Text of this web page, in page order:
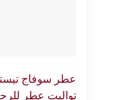
عطر سوفاج